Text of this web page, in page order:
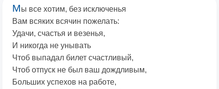
Мы все хотим, без исключенья
Вам всяких всячин пожелать:
Удачи, счастья и везенья,
И никогда не унывать
Чтоб выпадал билет счастливый,
Чтоб отпуск не был ваш дождливым,
Больших успехов на работе,